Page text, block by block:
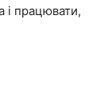
і працювати,